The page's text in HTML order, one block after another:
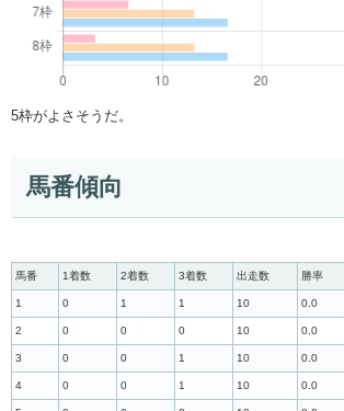
5枠がよさそうだ。
馬番傾向
馬番 1着数 2着数 3着数 出走数 勝率
1 0 1 1 10 0.0
2 0 0 0 10 0.0
3 0 0 1 10 0.0
4 0 0 1 10 0.0